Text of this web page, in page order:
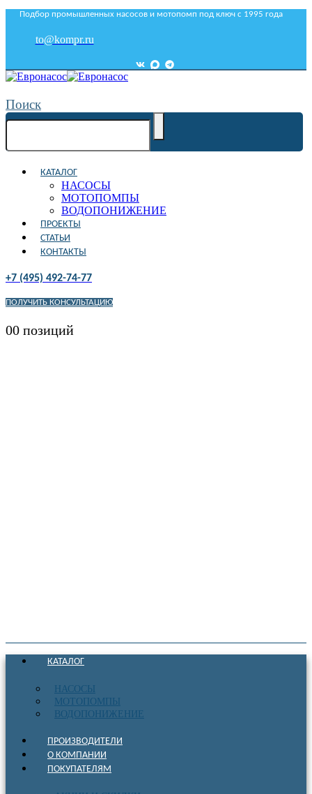
Подбор промышленных насосов и мотопомп под ключ с 1995 года
to@kompr.ru
Поиск
КАТАЛОГ
НАСОСЫ
МОТОПОМПЫ
ВОДОПОНИЖЕНИЕ
ПРОЕКТЫ
СТАТЬИ
КОНТАКТЫ
+7 (495) 492-74-77
ПОЛУЧИТЬ КОНСУЛЬТАЦИЮ
00 позиций
КАТАЛОГ
НАСОСЫ
МОТОПОМПЫ
ВОДОПОНИЖЕНИЕ
ПРОИЗВОДИТЕЛИ
О КОМПАНИИ
ПОКУПАТЕЛЯМ